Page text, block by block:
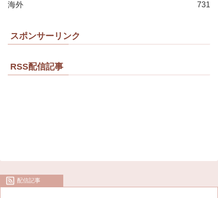
海外 731
スポンサーリンク
RSS配信記事
配信記事